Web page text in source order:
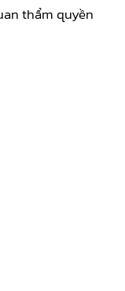
thẩm quyền